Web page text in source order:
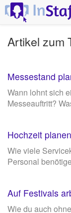
Artikel zum
Messestand
Wann lohnt sich
Messeauftritt?
Hochzeit planen
Wie viele
Personal
Auf Festivals
Wie du auch